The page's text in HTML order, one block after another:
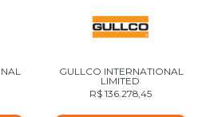
GULLCO INTERNATIONAL
LIMITED
R$ 136.278,45